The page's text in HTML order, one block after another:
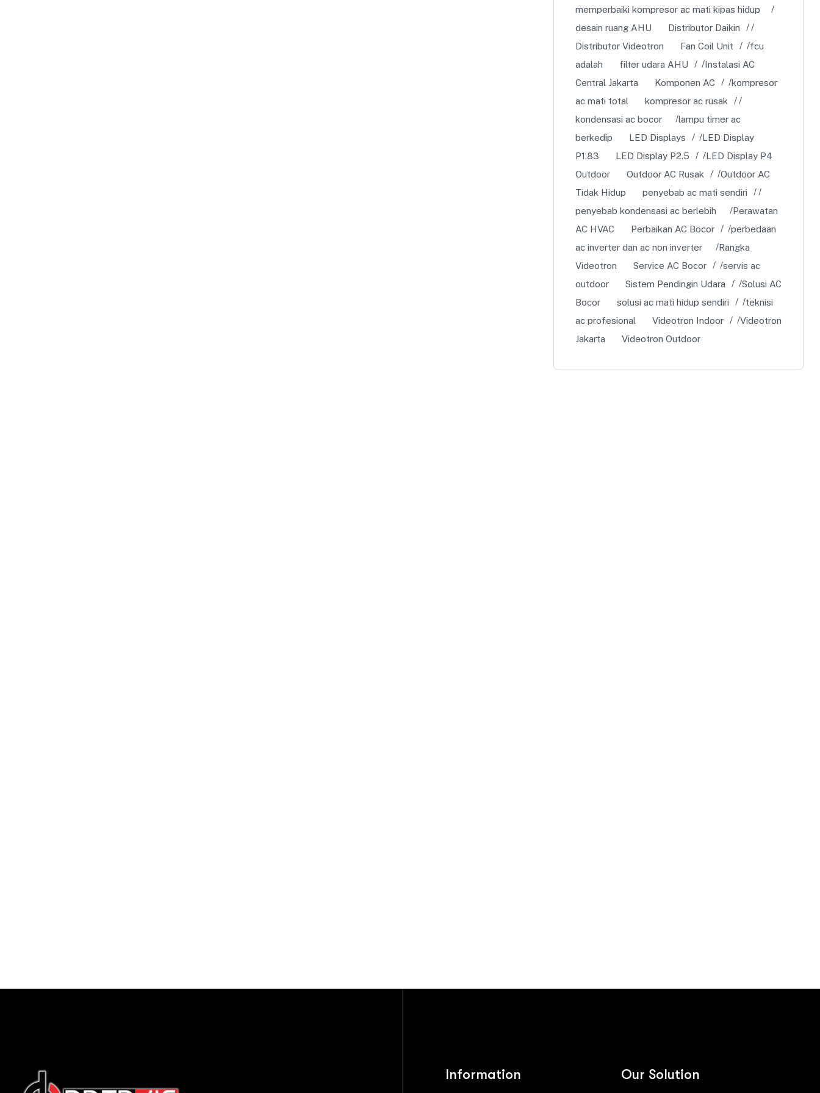
memperbaiki kompresor ac mati kipas hidup
desain ruang AHU
Distributor Daikin
Distributor Videotron
Fan Coil Unit
fcu
adalah
filter udara AHU
Instalasi AC
Central Jakarta
Komponen AC
kompresor
ac mati total
kompresor ac rusak
kondensasi ac bocor
lampu timer ac
berkedip
LED Displays
LED Display
P1.83
LED Display P2.5
LED Display P4
Outdoor
Outdoor AC Rusak
Outdoor AC
Tidak Hidup
penyebab ac mati sendiri
penyebab kondensasi ac berlebih
Perawatan
AC HVAC
Perbaikan AC Bocor
perbedaan
ac inverter dan ac non inverter
Rangka
Videotron
Service AC Bocor
servis ac
outdoor
Sistem Pendingin Udara
Solusi AC
Bocor
solusi ac mati hidup sendiri
teknisi
ac profesional
Videotron Indoor
Videotron
Jakarta
Videotron Outdoor
Information Our Solution